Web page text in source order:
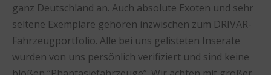
ganz Deutschland an. Auch absolute Exoten und sehr
seltene Exemplare gehören inzwischen zum DRIVAR-
Fahrzeugportfolio. Alle bei uns gelisteten Inserate
wurden von uns persönlich verifiziert und sind keine